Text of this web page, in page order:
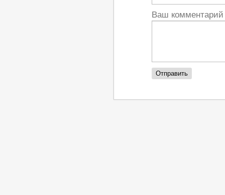
Ваш